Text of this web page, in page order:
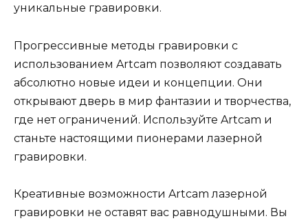
уникальные гравировки.
Прогрессивные методы гравировки с
использованием Artcam позволяют создавать
абсолютно новые идеи и концепции. Они
открывают дверь в мир фантазии и творчества,
где нет ограничений. Используйте Artcam и
станьте настоящими пионерами лазерной
гравировки.
Креативные возможности Artcam лазерной
гравировки не оставят вас равнодушными. Вы